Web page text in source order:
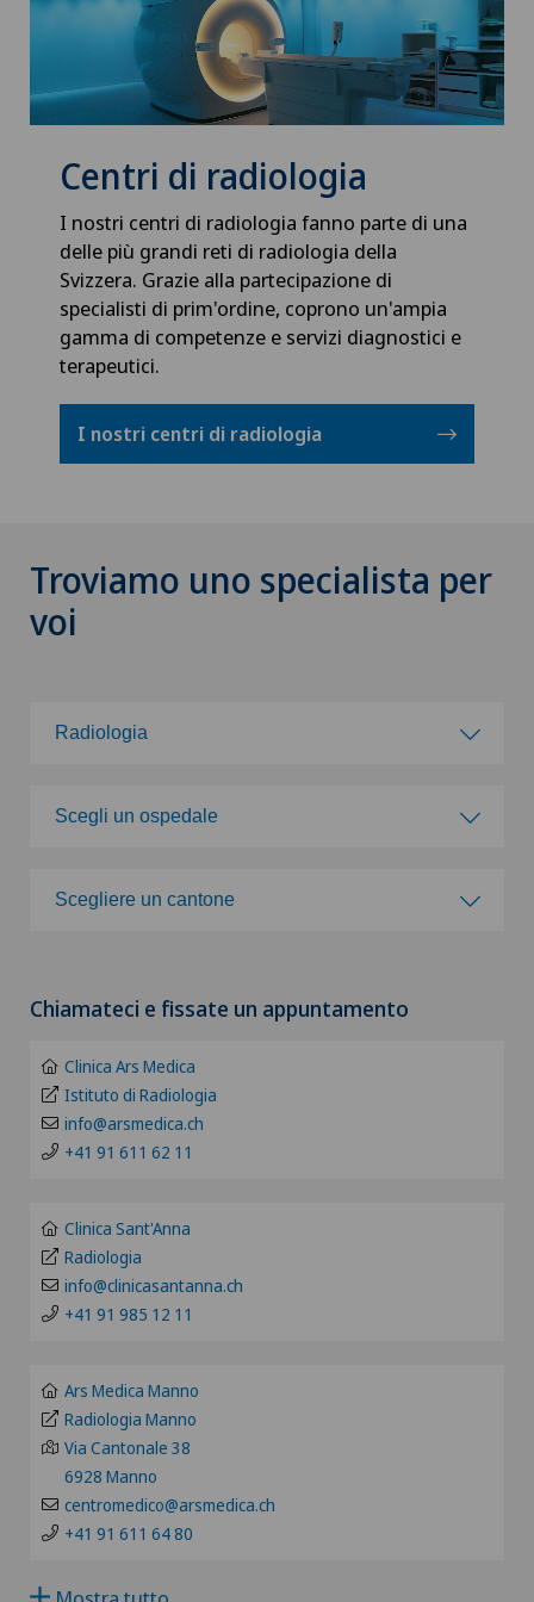
Centri di radiologia
I nostri centri di radiologia fanno parte di una
delle più grandi reti di radiologia della
Svizzera. Grazie alla partecipazione di
specialisti di prim'ordine, coprono un'ampia
gamma di competenze e servizi diagnostici e
terapeutici.
I nostri centri di radiologia
Troviamo uno specialista per
voi
Radiologia
Alter G
Andatura di Lyra
Andrologia
Angiologia
Artroscopia del ginocchio
Scegli un ospedale
Clinica Sant'Anna
Pazienti internazionali
Scegliere un cantone
BE
FR
GE
TI
VS
JU
VD
Chiamateci e fissate un appuntamento
Clinica Ars Medica
Istituto di Radiologia
info@arsmedica.ch
+41 91 611 62 11
Clinica Sant'Anna
Radiologia
info@clinicasantanna.ch
+41 91 985 12 11
Ars Medica Manno
Radiologia Manno
Via Cantonale 38
6928 Manno
centromedico@arsmedica.ch
+41 91 611 64 80